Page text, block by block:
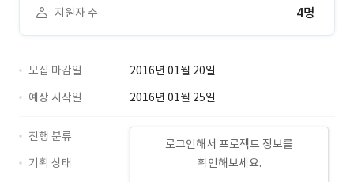
지원자 수 4명
모집 마감일
2016년 01월 20일
예상 시작일
2016년 01월 25일
로그인해서 프로젝트 정보를
확인해보세요.
진행 분류
기획 상태